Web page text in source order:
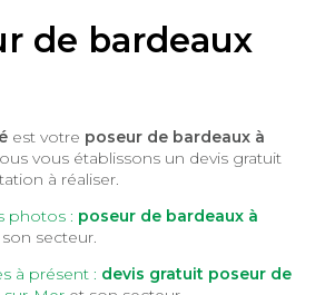
de bardeaux
est votre poseur de bardeaux à
vous établissons un devis gratuit
à réaliser.
photos : poseur de bardeaux à
secteur.
à présent : devis gratuit poseur de